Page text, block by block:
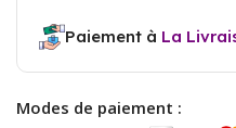
Paiement à La
Modes de paiement :